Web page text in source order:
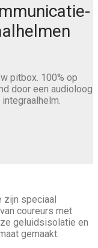
pitbox. 100% op
door een audioloog
zijn speciaal
coureurs met
geluidsisolatie en
gemaakt.